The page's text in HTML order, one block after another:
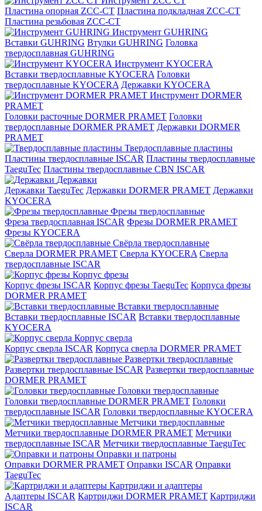
Пластина опорная ZCC-CT Пластина подкладная ZCC-CT
Пластина резьбовая ZCC-CT
Инструмент GUHRING
Вставки GUHRING Втулки GUHRING Головка
твердосплавная GUHRING
Инструмент KYOCERA
Вставки твердосплавные KYOCERA Головки
твердосплавные KYOCERA Державки KYOCERA
Инструмент DORMER
PRAMET
Головки расточные DORMER PRAMET Головки
твердосплавные DORMER PRAMET Державки DORMER
PRAMET
Твердосплавные пластины
Пластины твердосплавные ISCAR Пластины твердосплавные
TaeguTec Пластины твердосплавные CBN ISCAR
Державки
Державки TaeguTec Державки DORMER PRAMET Державки
KYOCERA
Фрезы твердосплавные
Фреза твердосплавная ISCAR Фрезы DORMER PRAMET
Фрезы KYOCERA
Свёрла твердосплавные
Сверла DORMER PRAMET Сверла KYOCERA Сверла
твердосплавные ISCAR
Корпус фрезы
Корпус фрезы ISCAR Корпус фрезы TaeguTec Корпуса фрезы
DORMER PRAMET
Вставки твердосплавные
Вставки твердосплавные ISCAR Вставки твердосплавные
KYOCERA
Корпус сверла
Корпус сверла ISCAR Корпуса сверла DORMER PRAMET
Развертки твердосплавные
Развертки твердосплавные ISCAR Развертки твердосплавные
DORMER PRAMET
Головки твердосплавные
Головки твердосплавные DORMER PRAMET Головки
твердосплавные ISCAR Головки твердосплавные KYOCERA
Метчики твердосплавные
Метчики твердосплавные DORMER PRAMET Метчики
твердосплавные ISCAR Метчики твердосплавные TaeguTec
Оправки и патроны
Оправки DORMER PRAMET Оправки ISCAR Оправки
TaeguTec
Картриджи и адаптеры
Адаптеры ISCAR Картриджи DORMER PRAMET Картриджи
ISCAR